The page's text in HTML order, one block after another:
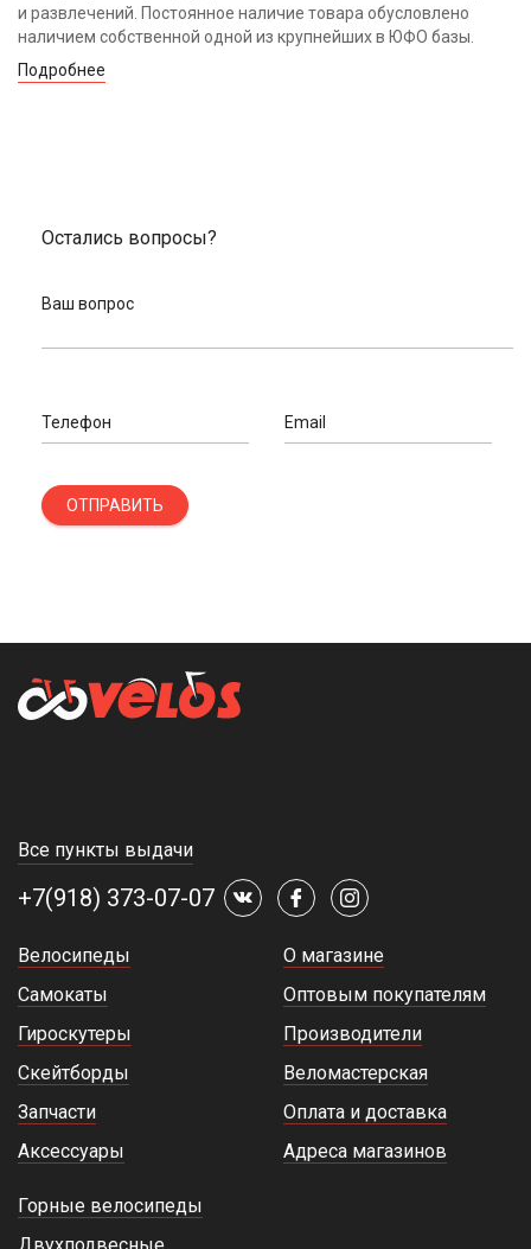
и развлечений. Постоянное наличие товара обусловлено
наличием собственной одной из крупнейших в ЮФО базы.
Подробнее
Остались вопросы?
Ваш вопрос
Телефон Email
ОТПРАВИТЬ
Все пункты выдачи
+7(918) 373-07-07
Велосипеды
Самокаты
Гироскутеры
Скейтборды
Запчасти
Аксессуары
О магазине
Оптовым покупателям
Производители
Веломастерская
Оплата и доставка
Адреса магазинов
Горные велосипеды
Двухподвесные